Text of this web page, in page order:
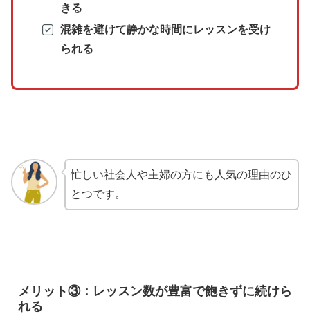
きる
混雑を避けて静かな時間にレッスンを受け
られる
忙しい社会人や主婦の方にも人気の理由のひ
とつです。
メリット③：レッスン数が豊富で飽きずに続けら
れる